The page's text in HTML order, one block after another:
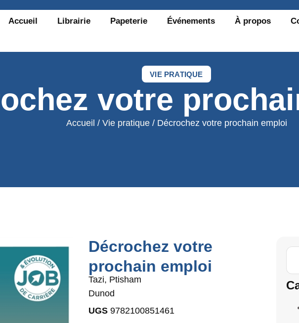
Accueil Librairie Papeterie Événements À propos
VIE PRATIQUE
votre
Accueil / Vie pratique/ Décrochez votre prochain emploi
Décrochez votre
prochain emploi
Tazi, Ptisham
Dunod
UGS 9782100851461